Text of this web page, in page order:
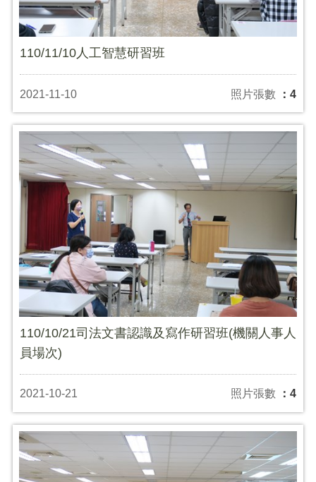
110/11/10人工智慧研習班
2021-11-10 照片張數 ：4
110/10/21司法文書認識及寫作研習班(機關人事人
員場次)
2021-10-21 照片張數 ：4